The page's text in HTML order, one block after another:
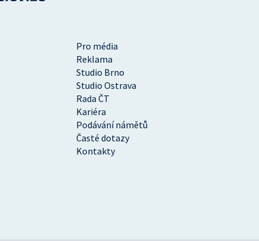
Pro média
Reklama
Studio Brno
Studio Ostrava
Rada ČT
Kariéra
Podávání námětů
Časté dotazy
Kontakty